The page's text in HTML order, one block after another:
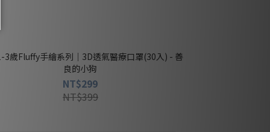
良的小狗
NT$299
NT$399